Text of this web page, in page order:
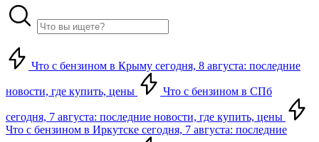
Что с бензином в Крыму сегодня, 8 августа: последние
новости, где купить, цены Что с бензином в СПб
сегодня, 7 августа: последние новости, где купить, цены
Что с бензином в Иркутске сегодня, 7 августа: последние